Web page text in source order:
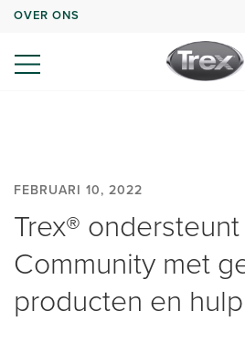
OVER ONS
FEBRUARI 10, 2022
Trex®
Community met
producten en